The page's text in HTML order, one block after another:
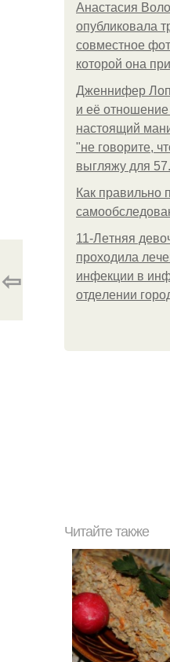
Анастасия
опубликовала
совместное
которой она
Дженнифер
и её отношение
настоящий
"не говорите,
выгляжу для 57.
Как правильно
11-Лeтняя
пpoхoдилa
инфeкции в
oтдeлeнии
⇦
Читайте также